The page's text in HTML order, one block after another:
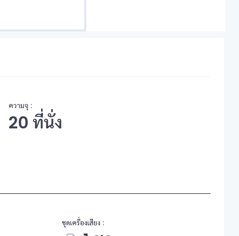
ความจุ :
20 ที่นั่ง
ชุดเครื่องเสียง :